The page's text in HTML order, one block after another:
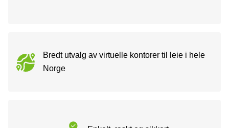
Bredt utvalg av virtuelle kontorer til leie i hele
Norge